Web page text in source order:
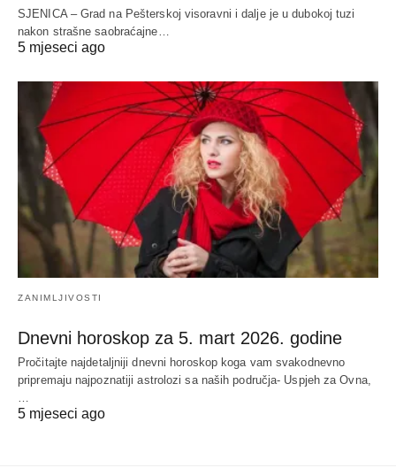
SJENICA – Grad na Pešterskoj visoravni i dalje je u dubokoj tuzi
nakon strašne saobraćajne…
5 mjeseci ago
ZANIMLJIVOSTI
Dnevni horoskop za 5. mart 2026. godine
Pročitajte najdetaljniji dnevni horoskop koga vam svakodnevno
pripremaju najpoznatiji astrolozi sa naših područja- Uspjeh za Ovna,
5 mjeseci ago